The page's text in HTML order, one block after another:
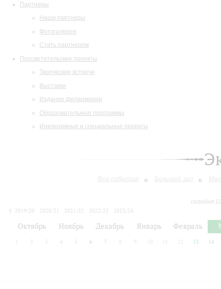
Партнеры
Наши партнеры
Фотогалерея
Стать партнером
Просветительские проекты
Творческие встречи
Выставки
Издания филармонии
Образовательные программы
Инклюзивные и специальные проекты
Все события Большой зал
сегодня
2019/20
2020/21 2021/22 2022/23
2023/24
Октябрь Ноябрь Декабрь Январь Февраль
2 3 4 5 6 7 8 9 10 12 13 14